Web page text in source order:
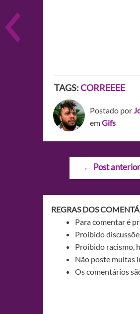
TAGS:CORREEEE
Postado por
emGifs
Navegação
← Post anterior
REGRAS DOS
Para comentar é
Proibido
Proibido racismo,
Não poste muitas
Os comentários